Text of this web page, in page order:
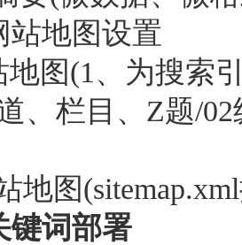
地图设置
图(1、为搜索
、栏目、Z题/
图
键词部署